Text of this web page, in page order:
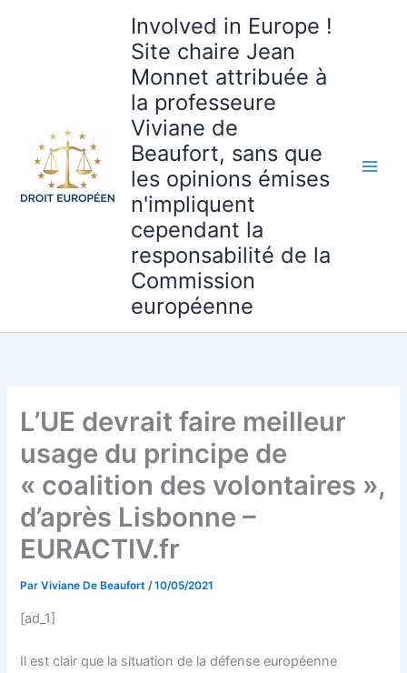
Involved in Europe !
Site chaire Jean
Monnet attribuée à
la professeure
Viviane de
Beaufort, sans que
les opinions émises
n'impliquent
cependant la
responsabilité de la
Commission
européenne
L’UE devrait faire meilleur
usage du principe de
« coalition des volontaires »,
d’après Lisbonne –
EURACTIV.fr
ParViviane De Beaufort/10/05/2021
[ad_1]
Il est clair que la situation de la défense européenne